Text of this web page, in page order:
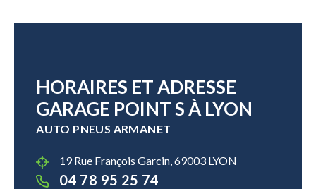
HORAIRES ET ADRESSE
GARAGE POINT S À LYON
AUTO PNEUS ARMANET
19 Rue François Garcin, 69003 LYON
04 78 95 25 74